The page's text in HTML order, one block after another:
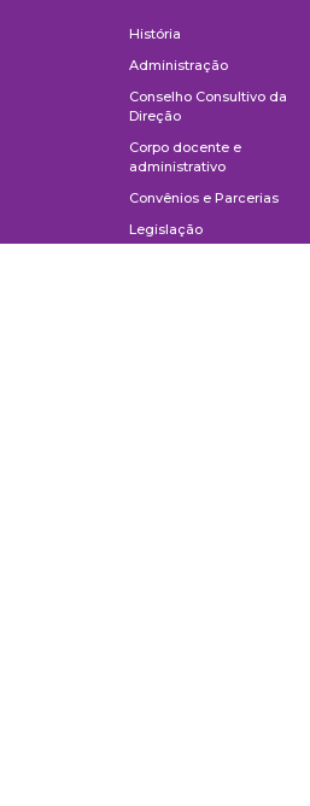
História
Administração
Conselho Consultivo da
Direção
Corpo docente e
administrativo
Convênios e Parcerias
Legislação